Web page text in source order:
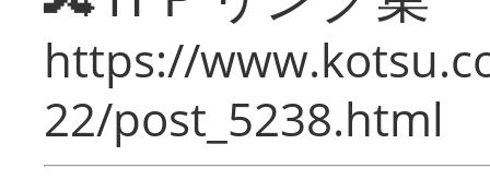
https://
22/post_5238.html